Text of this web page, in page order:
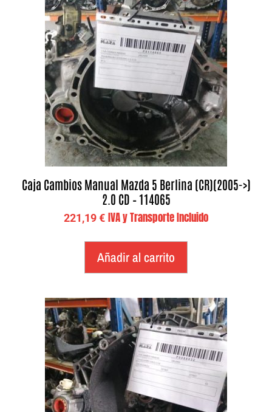
Caja Cambios Manual Mazda 5 Berlina (CR)(2005->)
2.0 CD – 114065
221,19€ IVA y Transporte Incluido
Añadir al carrito